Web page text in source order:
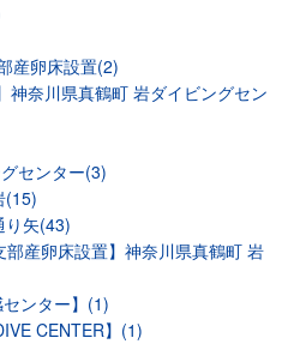
産卵床設置(2)
神奈川県真鶴町 岩ダイビングセン
センター(3)
(15)
り矢(43)
部産卵床設置】神奈川県真鶴町 岩
センター】(1)
CENTER】(1)